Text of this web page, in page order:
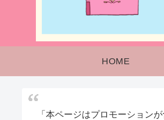
HOME
「本ページはプロモーション